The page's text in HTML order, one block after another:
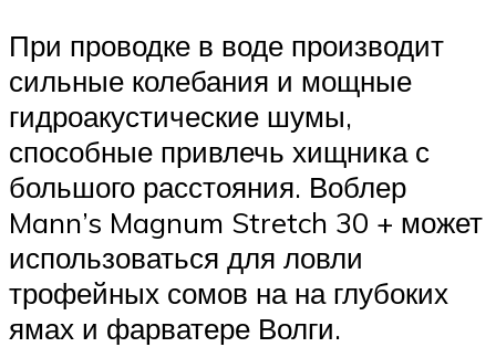
При проводке в воде производит
сильные колебания и мощные
гидроакустические шумы,
способные привлечь хищника с
большого расстояния. Воблер
Mann’s Magnum Stretch 30 + может
использоваться для ловли
трофейных сомов на на глубоких
ямах и фарватере Волги.